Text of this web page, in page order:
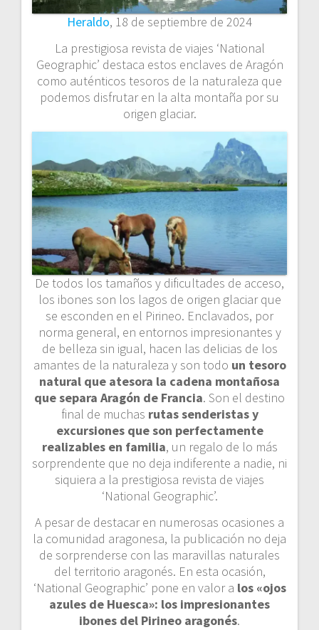
Heraldo, 18 de septiembre de 2024
La prestigiosa revista de viajes ‘National
Geographic’ destaca estos enclaves de Aragón
como auténticos tesoros de la naturaleza que
podemos disfrutar en la alta montaña por su
origen glaciar.
De todos los tamaños y dificultades de acceso,
los ibones son los lagos de origen glaciar que
se esconden en el Pirineo. Enclavados, por
norma general, en entornos impresionantes y
de belleza sin igual, hacen las delicias de los
amantes de la naturaleza y son todo un tesoro
natural que atesora la cadena montañosa
que separa Aragón de Francia. Son el destino
final de muchas rutas senderistas y
excursiones que son perfectamente
realizables en familia, un regalo de lo más
sorprendente que no deja indiferente a nadie, ni
siquiera a la prestigiosa revista de viajes
‘National Geographic’.
A pesar de destacar en numerosas ocasiones a
la comunidad aragonesa, la publicación no deja
de sorprenderse con las maravillas naturales
del territorio aragonés. En esta ocasión,
‘National Geographic’ pone en valor a los «ojos
azules de Huesca»: los impresionantes
ibones del Pirineo aragonés.